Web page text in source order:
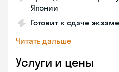
Японии
Готовит к сдаче
Читать дальше
Услуги и цены